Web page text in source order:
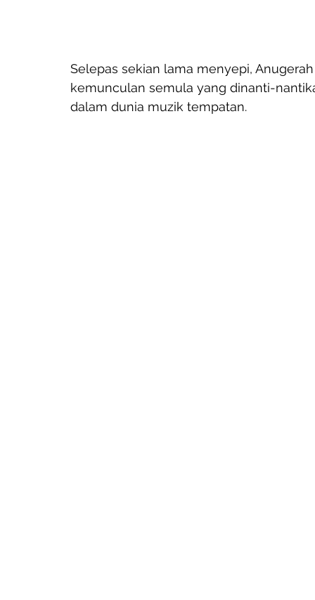
Selepas sekian lama menyepi,
kemunculan semula yang dinanti-
dalam dunia muzik tempatan.